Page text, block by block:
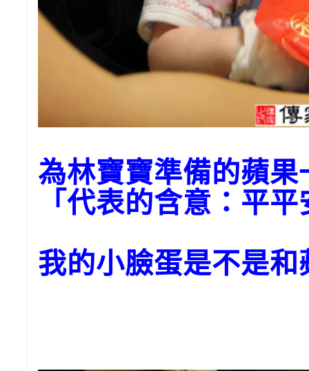
為林寶寶準備的蘋
「代表的含意：平
我的小臉蛋是不是